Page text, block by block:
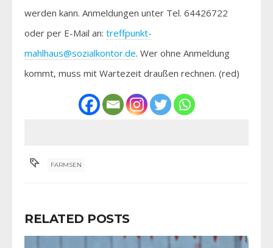
werden kann. Anmeldungen unter Tel. 64426722
oder per E-Mail an: treffpunkt-
mahlhaus@sozialkontor.de. Wer ohne Anmeldung
kommt, muss mit Wartezeit draußen rechnen. (red)
FARMSEN
RELATED POSTS